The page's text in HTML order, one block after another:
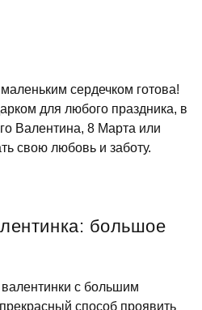
сердечком готова!
для любого праздника, в
Валентина, 8 Марта или
свою любовь и заботу.
большое
с большим
способ проявить